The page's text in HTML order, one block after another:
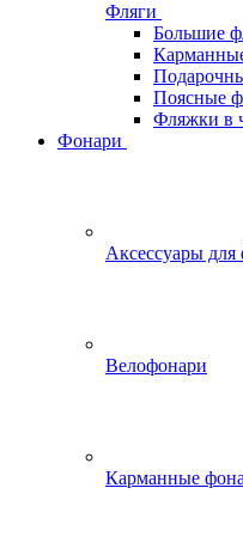
Фляги
Большие
Поясные
Фляжки в
Фонари
Аксессуары для
Велофонари
Карманные